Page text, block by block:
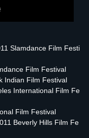
Slamdance Film Festi
Film Festival
Indian Film Festival
International Film Fe
Film Festival
Beverly Hills Film Fe